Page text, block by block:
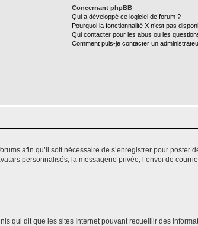
Concernant phpBB
Qui a développé ce logiciel de forum ?
Pourquoi la fonctionnalité X n’est pas
Qui contacter pour les abus ou les
Comment puis-je contacter un
afin qu’il soit nécessaire de s’enregistrer pour poster
personnalisés, la messagerie privée, l’envoi de
qui dit que les sites Internet pouvant recueillir des